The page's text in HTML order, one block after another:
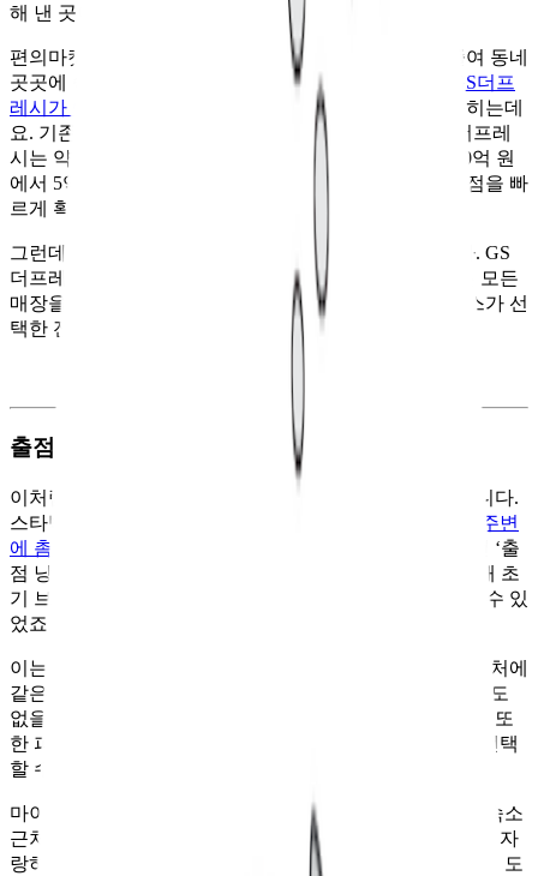
해 낸 곳이 바로 마이바스켓이었던 겁니다.
편의마켓은 슈퍼처럼 다양한 상품을 갖추되, 면적을 줄여 동네
곳곳에 쉽게 들어설 수 있는 포맷입니다. 한국에서는
GS더프
레시가 이 모델을 가장 성공적으로 안착시킨 사례
로 꼽히는데
요. 기존 슈퍼마켓이 1~200평 규모였던 것에 비해, GS더프레
시는 약 70평 매장을 표준화하며 초기 투자 비용을 3~40억 원
에서 5억 원 수준까지 낮췄습니다. 이 전략을 통해 가맹점을 빠
르게 확보하고 매장 수를 늘릴 수 있었고요.
그런데 마이바스켓은 전혀 다른 방식으로 접근했습니다. GS
더프레시가 가맹을 기반으로 확장했다면, 마이바스켓은 모든
매장을 직영으로 운영한 겁니다. 마치 한국에서 스타벅스가 선
택한 전략처럼요.
출점 낭비? 현명한 선택이었습니다
이처럼 마이바스켓은 스타벅스와 비슷한 면모가 많았습니다.
스타벅스는 국내 진출 당시
주요 상권에 매장을 연 뒤 그 주변
에 촘촘히 추가 출점을 하는 전략
을 취했습니다. 일각에선 ‘출
점 낭비’라는 비판이 나오기도 했지만요. 하지만 이를 통해 초
기 브랜드 존재감을 키워 현재 1위 커피 프랜차이즈가 될 수 있
었죠.
이는 사실 가맹점 모델에서 불가능한 전략입니다. 바로 근처에
같은 브랜드 매장이 생기는 걸 반길 가맹점주는 그 어디에도
없을 테니까요. 더욱이 국내에는 출점 제한이 있었는데 이 또
한 피해 갈 수 있었는데, 전체 직영점으로 운영한 덕분에 선택
할 수 있던 전략들이었죠.
마이바스켓도 이와 비슷했습니다. 일례로 일본에 머무른 숙소
근처에만 3개가 있을 정도로 거의 편의점 수준의 밀집도를 자
랑하고 있었는데요. 지역적으로도 론칭 초기부터 지금까지 도